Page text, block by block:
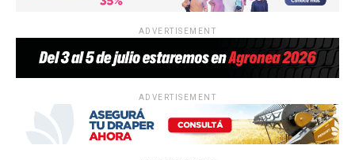
ADVERTISEMENT
ADVERTISEMENT